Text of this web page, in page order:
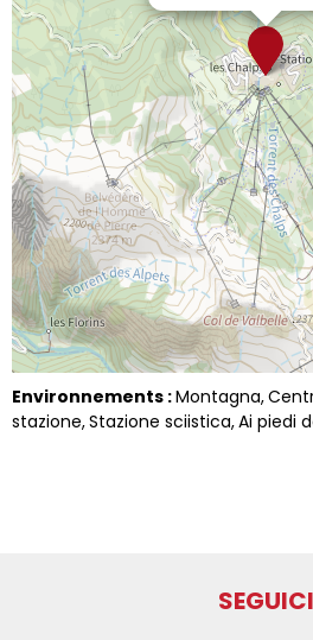
Environnements :Montagna
stazione Stazione sciistica Ai piedi
SEGUICI